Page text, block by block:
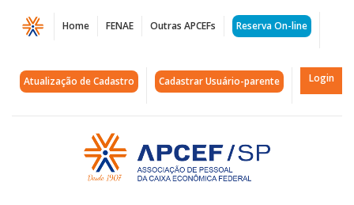
Página
Arquivos
Apcef
Portas
Abertas
Home FENAE Outras APCEFs Reserva On-line
Atualização de Cadastro Cadastrar Usuário-parente Login
Acessar
página
inicial